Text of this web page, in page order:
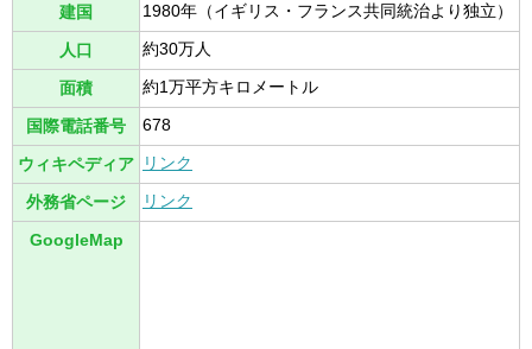
建国 1980年（イギリス・フランス共同統治より独立）
人口 約30万人
面積 約1万平方キロメートル
国際電話番号 678
ウィキペディア リンク
外務省ページ リンク
GoogleMap